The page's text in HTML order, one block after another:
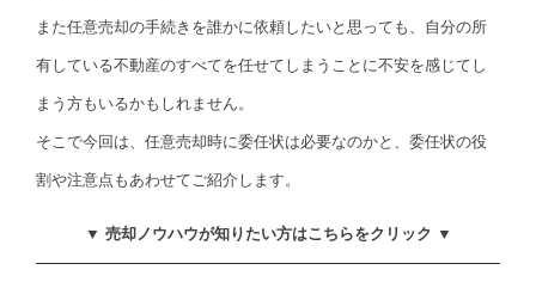
また任意売却の手続きを誰かに依頼したいと思っても、自分の所
有している不動産のすべてを任せてしまうことに不安を感じてし
まう方もいるかもしれません。
そこで今回は、任意売却時に委任状は必要なのかと、委任状の役
割や注意点もあわせてご紹介します。
▼ 売却ノウハウが知りたい方はこちらをクリック ▼